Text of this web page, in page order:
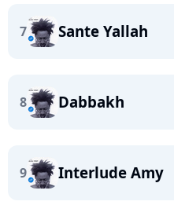
7 Sante Yallah
8 Dabbakh
9 Interlude Amy